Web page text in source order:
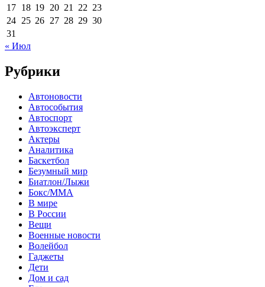
17 18 19 20 21 22 23
24 25 26 27 28 29 30
31
« Июл
Рубрики
Автоновости
Автособытия
Автоспорт
Автоэксперт
Актеры
Аналитика
Баскетбол
Безумный мир
Биатлон/Лыжи
Бокс/MMA
В мире
В России
Вещи
Военные новости
Волейбол
Гаджеты
Дети
Дом и сад